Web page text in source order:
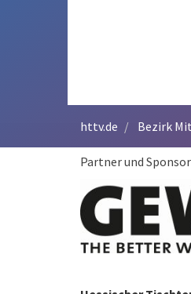
httv.de Bezirk
Partner und